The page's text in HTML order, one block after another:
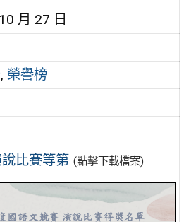
月 27 日
, 榮譽榜
比賽等第 (點擊下載檔案)